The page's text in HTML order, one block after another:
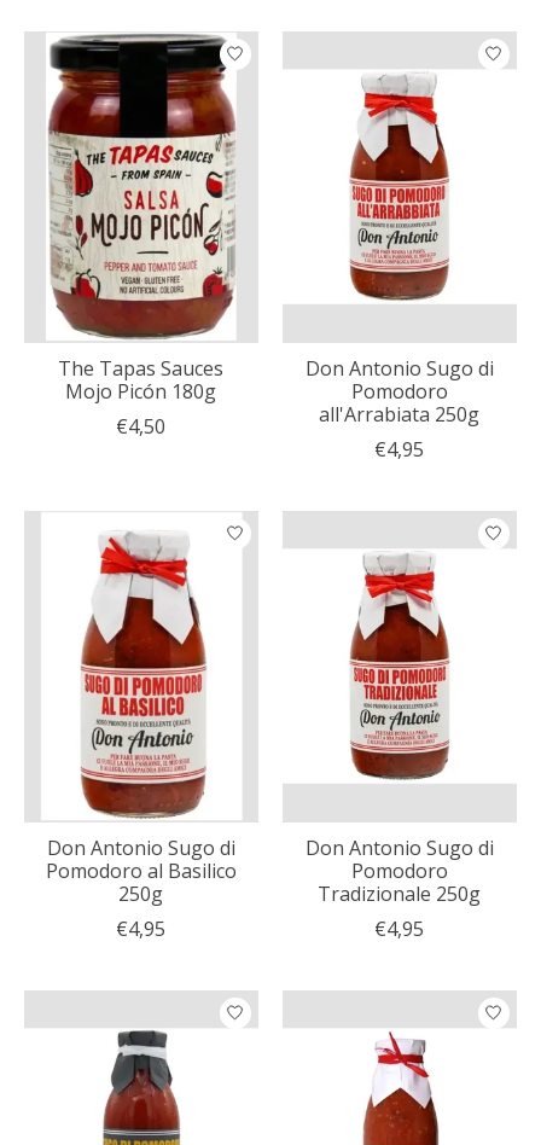
The Tapas Sauces
Mojo Picón 180g
€4,50
Don Antonio Sugo di
Pomodoro
all'Arrabiata 250g
€4,95
Don Antonio Sugo di
Pomodoro al Basilico
250g
€4,95
Don Antonio Sugo di
Pomodoro
Tradizionale 250g
€4,95